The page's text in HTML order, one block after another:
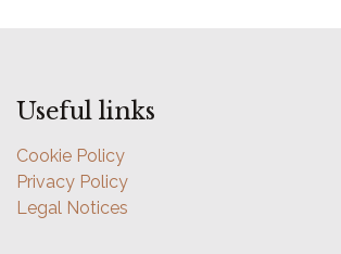
Useful links
Cookie Policy
Privacy Policy
Legal Notices